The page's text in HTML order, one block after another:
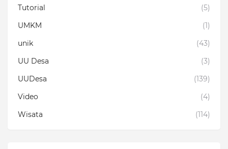
Tutorial
(5)
UMKM
(1)
unik
(43)
UU Desa
(3)
UUDesa
(139)
Video
(4)
Wisata
(114)